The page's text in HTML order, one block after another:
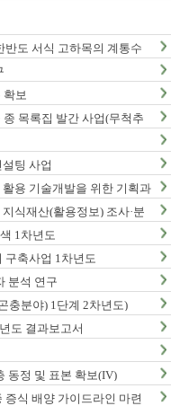
도 서식 고하목의 계통수
과보고서
확보
목록집 발간 사업(무척추
팅 사업
용 기술개발을 위한 기획과
식재산(활용정보) 조사·분
1차년도
구축사업 1차년도
분석 연구
충분야) 1단계 2차년도)
도 결과보고서
동정 및 표본 확보(IV)
식 배양 가이드라인 마련